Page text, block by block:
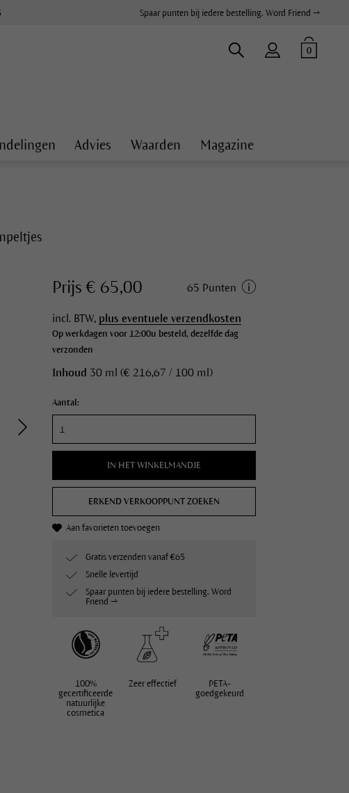
Spaar punten bij iedere bestelling. Word Friend →
0
Advies Waarden Magazine
Prijs € 65,00 65 Punten
incl. BTW, plus eventuele verzendkosten
Op werkdagen voor 12:00u besteld, dezelfde dag
verzonden
Inhoud 30 ml (€ 216,67 / 100 ml)
Aantal:
IN HET WINKELMANDJE
ERKEND VERKOOPPUNT ZOEKEN
Aan favorieten toevoegen
Gratis verzenden vanaf €65
Snelle levertijd
Spaar punten bij iedere bestelling. Word
Friend →
100%
gecertificeerde
natuurlijke
cosmetica
Zeer effectief
PETA-
goedgekeurd